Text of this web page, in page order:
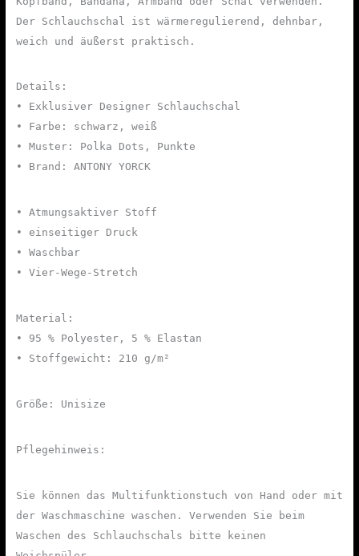
Der Schlauchschal ist wärmeregulierend, dehnbar,
weich und äußerst praktisch.
Details:
• Exklusiver Designer Schlauchschal
• Farbe: schwarz, weiß
• Muster: Polka Dots, Punkte
• Brand: ANTONY YORCK
• Atmungsaktiver Stoff
• einseitiger Druck
• Waschbar
• Vier-Wege-Stretch
Material:
• 95 % Polyester, 5 % Elastan
• Stoffgewicht: 210 g/m²
Größe: Unisize
Pflegehinweis:
Sie können das Multifunktionstuch von Hand oder mit
der Waschmaschine waschen. Verwenden Sie beim
Waschen des Schlauchschals bitte keinen